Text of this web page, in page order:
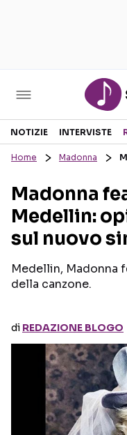
Sezioni
RECENSIONI
INTERVISTE
GOSSIP E CURIOSITÀ
NOTIZIE INTERVISTE
Home Madonna
Madonna
Medellin:
sul nuovo
Medellin, Madonna
della canzone.
di REDAZIONE BLOGO